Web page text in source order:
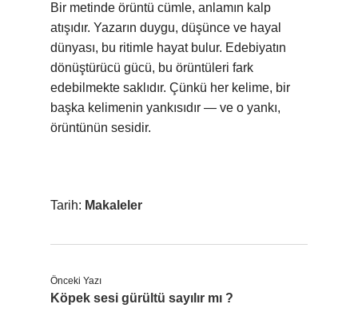
Bir metinde örüntü cümle, anlamın kalp
atışıdır. Yazarın duygu, düşünce ve hayal
dünyası, bu ritimle hayat bulur. Edebiyatın
dönüştürücü gücü, bu örüntüleri fark
edebilmekte saklıdır. Çünkü her kelime, bir
başka kelimenin yankısıdır — ve o yankı,
örüntünün sesidir.
Tarih: Makaleler
Önceki Yazı
Köpek sesi gürültü sayılır mı ?